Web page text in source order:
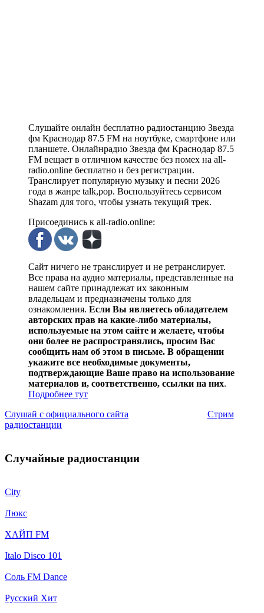
Слушайте онлайн бесплатно радиостанцию Звезда
фм Краснодар 87.5 FM на ноутбуке, смартфоне или
планшете. Онлайнрадио Звезда фм Краснодар 87.5
FM вещает в отличном качестве без помех на all-
radio.online бесплатно и без регистрации.
Транслирует популярную музыку и песни 2026
года в жанре talk,pop. Воспользуйтесь сервисом
Shazam для того, чтобы узнать текущий трек.
Присоединись к all-radio.online:
Сайт ничего не транслирует и не ретранслирует.
Все права на аудио материалы, представленные на
нашем сайте принадлежат их законным
владельцам и предназначены только для
ознакомления. Если Вы являетесь обладателем
авторских прав на какие-либо материалы,
используемые на этом сайте и желаете, чтобы
они более не распространялись, просим Вас
сообщить нам об этом в письме. В обращении
укажите все необходимые документы,
подтверждающие Ваше право на использование
материалов и, соответственно, ссылки на них.
Подробнее тут
Слушай с официального сайта
Стрим
радиостанции
Случайные радиостанции
City
Люкс
ХАЙП FM
Italo Disco 101
Соль FM Dance
Русский Хит